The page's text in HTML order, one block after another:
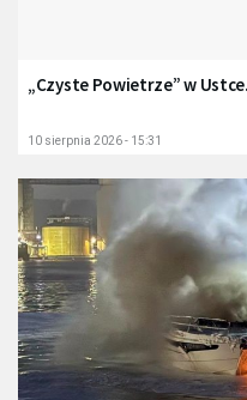
„Czyste Powietrze” w
10 sierpnia 2026 - 15:31